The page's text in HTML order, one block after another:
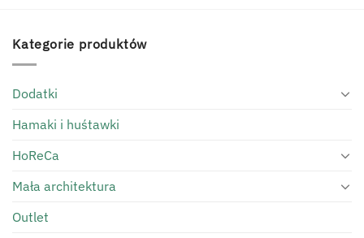
Kategorie produktów
Dodatki
Hamaki i huśtawki
HoReCa
Mała architektura
Outlet